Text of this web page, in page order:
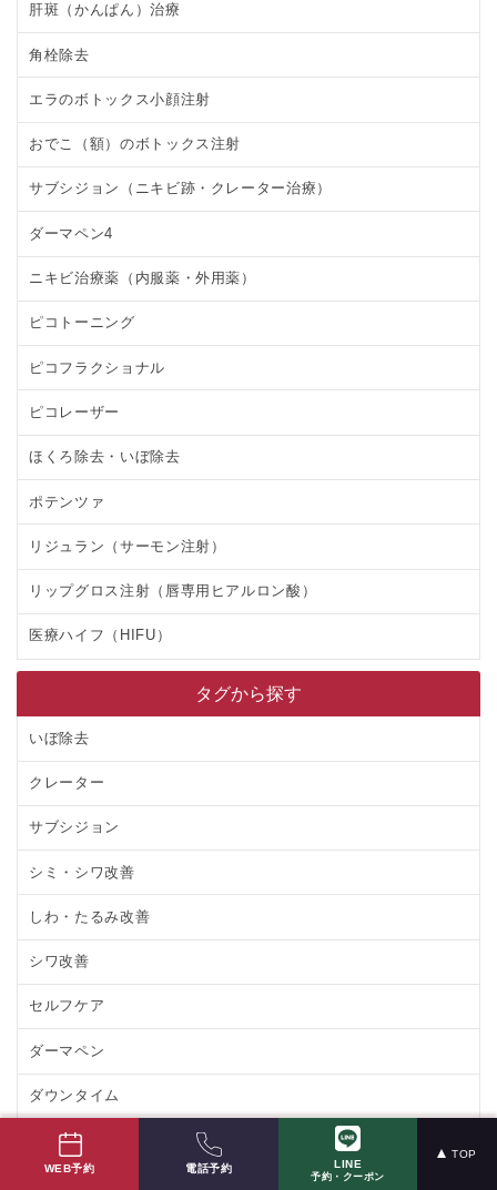
肝斑（かんぱん）治療
角栓除去
エラのボトックス小顔注射
おでこ（額）のボトックス注射
サブシジョン（ニキビ跡・クレーター治療）
ダーマペン4
ニキビ治療薬（内服薬・外用薬）
ピコトーニング
ピコフラクショナル
ピコレーザー
ほくろ除去・いぼ除去
ポテンツァ
リジュラン（サーモン注射）
リップグロス注射（唇専用ヒアルロン酸）
医療ハイフ（HIFU）
タグから探す
いぼ除去
クレーター
サブシジョン
シミ・シワ改善
しわ・たるみ改善
シワ改善
セルフケア
ダーマペン
ダウンタイム
ニキビ治療
WEB予約 電話予約 LINE
予約・クーポン
TOP